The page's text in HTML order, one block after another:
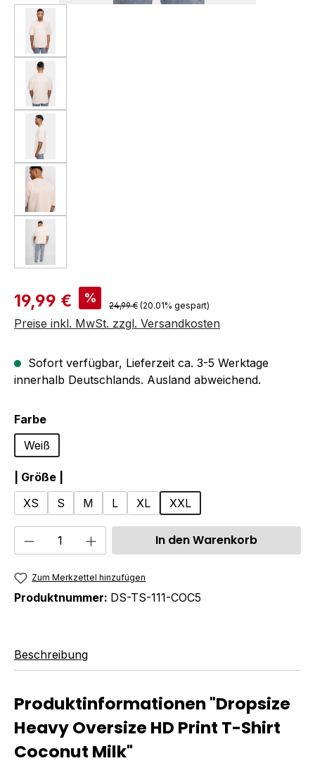
Verkaufspreis:
19,99 € % Regulärer Preis:
24,99 € (20.01% gespart)
Preise inkl. MwSt. zzgl. Versandkosten
Sofort verfügbar, Lieferzeit ca. 3-5 Werktage
innerhalb Deutschlands. Ausland abweichend.
Farbeauswählen
Weiß
| Größe |
XS
S M L XL XXL
Produkt Anzahl: Gib denIn den Warenkorb
Zum Merkzettel hinzufügen
Produktnummer: DS-TS-111-COC5
Beschreibung
Produktinformationen "Dropsize
Heavy Oversize HD Print T-Shirt
Coconut Milk"